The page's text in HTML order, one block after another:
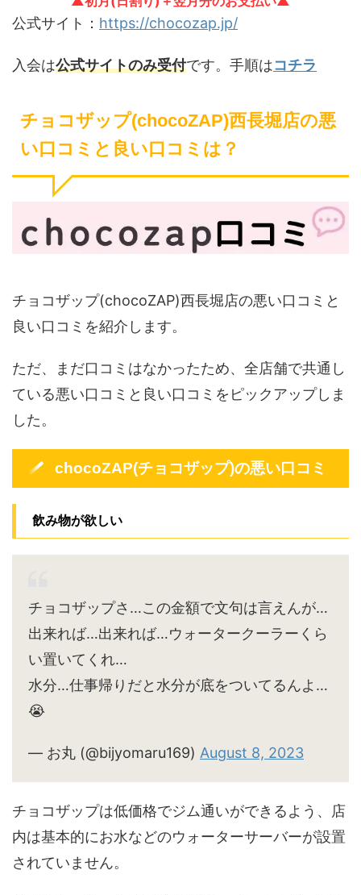
公式サイト： https://chocozap.jp/
入会は公式サイトのみ受付です。手順はコチラ
チョコザップ(chocoZAP)西長堀店の悪
い口コミと良い口コミは？
チョコザップ(chocoZAP)西長堀店の悪い口コミと
良い口コミを紹介します。
ただ、まだ口コミはなかったため、全店舗で共通し
ている悪い口コミと良い口コミをピックアップしま
した。
chocoZAP(チョコザップ)の悪い口コミ
飲み物が欲しい
チョコザップさ…この金額で文句は言えんが…
出来れば…出来れば…ウォータークーラーくら
い置いてくれ…
水分…仕事帰りだと水分が底をついてるんよ…
😭
— お丸 (@bijyomaru169) August 8, 2023
チョコザップは低価格でジム通いができるよう、店
内は基本的にお水などのウォーターサーバーが設置
されていません。